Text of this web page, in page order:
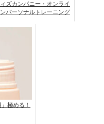
ィズカンパニー・オンライ
ンパーソナルトレーニング
極める！